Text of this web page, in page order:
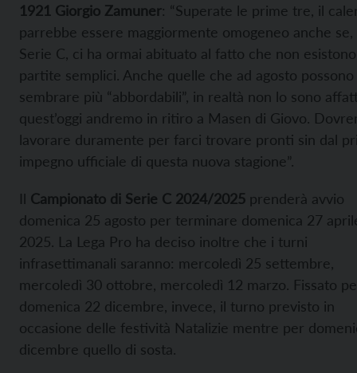
1921 Giorgio Zamuner: “Superate le prime tre, il
parrebbe essere maggiormente omogeneo anche se,
Serie C, ci ha ormai abituato al fatto che non esistono
partite semplici. Anche quelle che ad agosto possono
sembrare più “abbordabili”, in realtà non lo sono
quest’oggi andremo in ritiro a Masen di Giovo.
lavorare duramente per farci trovare pronti sin dal
impegno ufficiale di questa nuova stagione”.
Il Campionato di Serie C 2024/2025 prenderà avvio
domenica 25 agosto per terminare domenica 27
2025. La Lega Pro ha deciso inoltre che i turni
infrasettimanali saranno: mercoledì 25 settembre,
mercoledì 30 ottobre, mercoledì 12 marzo. Fissato
domenica 22 dicembre, invece, il turno previsto in
occasione delle festività Natalizie mentre per
dicembre quello di sosta.